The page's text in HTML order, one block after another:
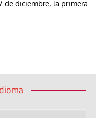
de diciembre, la primera